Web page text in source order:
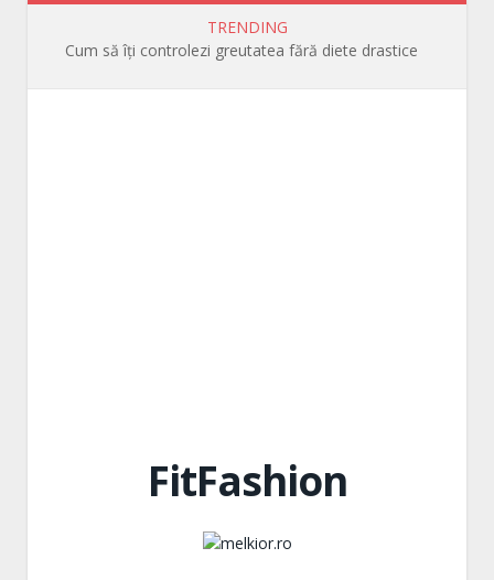
TRENDING
Cum să îți controlezi greutatea fără diete drastice
FitFashion